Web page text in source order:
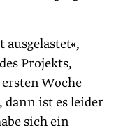
Projekts,
Woche
ist es leider
sich ein